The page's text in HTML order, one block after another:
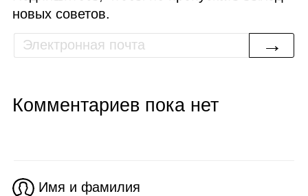
новых советов.
→
Комментариев пока нет
Имя и фамилия